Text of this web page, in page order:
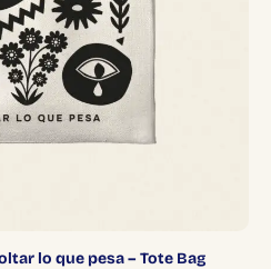
lo que pesa – Tote Bag